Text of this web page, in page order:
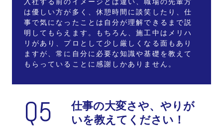
は優しい方が多く、休憩時間に談笑したり、仕
事で気になったことは自分が理解できるまで説
明してもらえます。もちろん、施工中はメリハ
リがあり、プロとして少し厳しくなる面もあり
ますが、常に自分に必要な知識や基礎を教えて
もらっていることに感謝しかありません。
Q5 仕事の⼤変さや、 やりが
いを教えてください！